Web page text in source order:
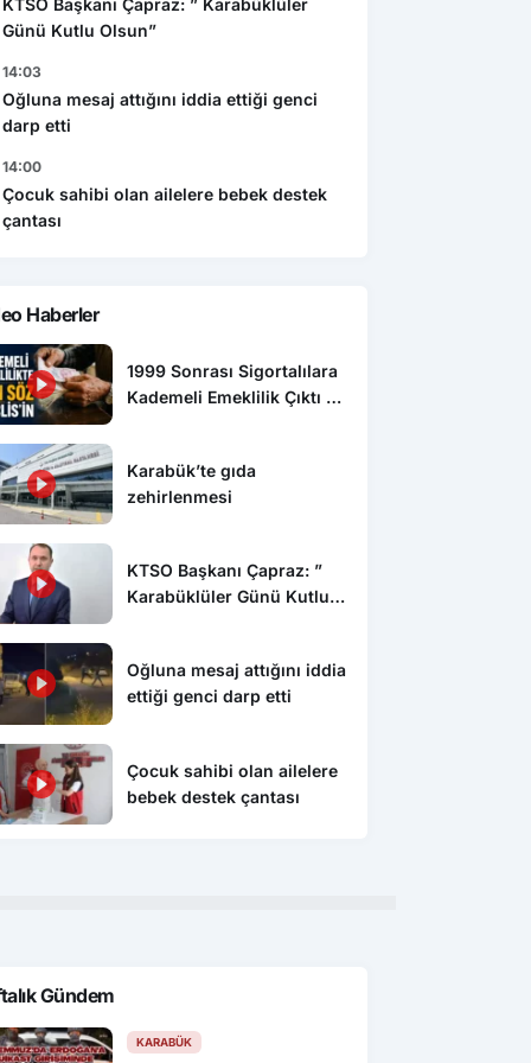
Günü Kutlu Olsun”
14:03
Oğluna mesaj attığını iddia ettiği genci
darp etti
14:00
Çocuk sahibi olan ailelere bebek destek
çantası
Haberler
1999 Sonrası Sigortalılara
Kademeli Emeklilik Çıktı mı,
Karabük’te gıda
zehirlenmesi
KTSO Başkanı Çapraz: ”
Karabüklüler Günü Kutlu
Oğluna mesaj attığını iddia
ettiği genci darp etti
Çocuk sahibi olan ailelere
bebek destek çantası
Gündem
KARABÜK